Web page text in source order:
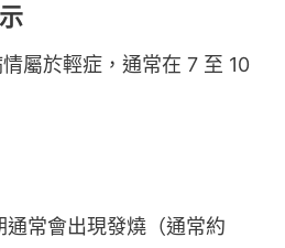
屬於輕症，通常在 7 至 10
常會出現發燒（通常約